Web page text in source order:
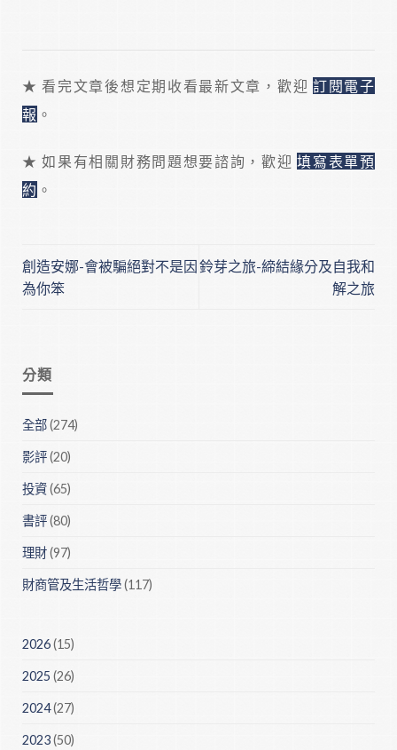
★ 看完文章後想定期收看最新文章，歡迎 訂閱電子
報 。
★ 如果有相關財務問題想要諮詢，歡迎填寫表單預
約 。
創造安娜-會被騙絕對不是因
為你笨
鈴芽之旅-締結緣分及自我和
解之旅
分類
全部(274)
影評(20)
投資(65)
書評(80)
理財(97)
財商管及生活哲學(117)
2026(15)
2025 (26)
2024(27)
2023(50)